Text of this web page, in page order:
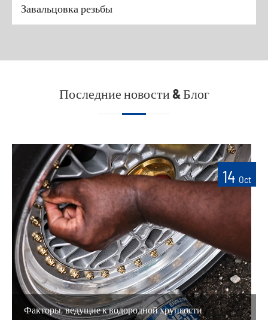
Завальцовка резьбы
Последние новости & Блог
14 Oct
Факторы, ведущие к водородной хрупкости